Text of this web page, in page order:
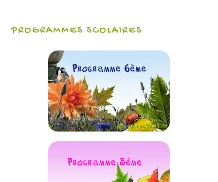
PROGRAMMES SCOLAIRES